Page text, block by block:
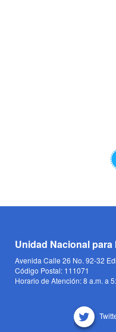
Unidad Nacional
Avenida Calle 26 No. 92-32
Código Postal: 111071
Horario de Atención: 8 a.m. a